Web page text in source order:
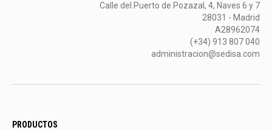
Calle del Puerto de Pozazal, 4, Naves 6 y 7
28031 - Madrid
A28962074
(+34) 913 807 040
administracion@sedisa.com
PRODUCTOS